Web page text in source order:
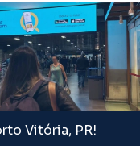
Vitória, PR!